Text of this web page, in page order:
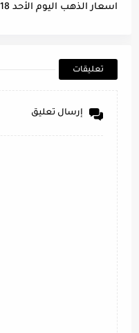
اسعار الذهب اليوم الأحد 18 أغسطس 2019
تعليقات
إرسال تعليق